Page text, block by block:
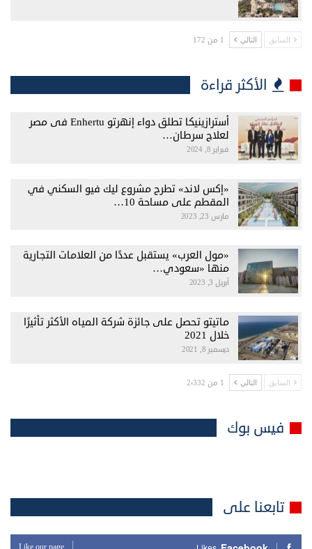
السابق التالي 1 من 172
الأكثر قراءة
أسترازينيكا تطلق دواء إنهرتو Enhertu فى مصر
لعلاج سرطان…
فبراير 8, 2024
«إكس لاند» تطرح مشروع ليك فيو السكني في
المقطم على مساحة 10…
مارس 23, 2023
«مول العرب» يستقبل عددًا من العلامات التجارية
منها «سعودي…
أبريل 3, 2023
ماتيتو تحصل على جائزة شركة المياه الأكثر تأثيرًا
خلال 2021
ديسمبر 8, 2021
السابق التالي 1 من 2٬332
فيس بوك
تابعنا على